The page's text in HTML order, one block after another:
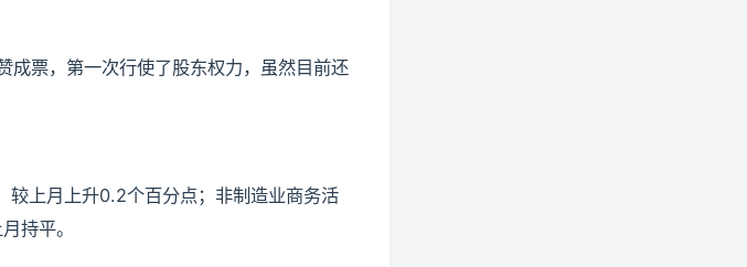
成票，第一次行使了股东权力，虽然目前还
较上月上升0.2个百分点；非制造业商务活
持平。